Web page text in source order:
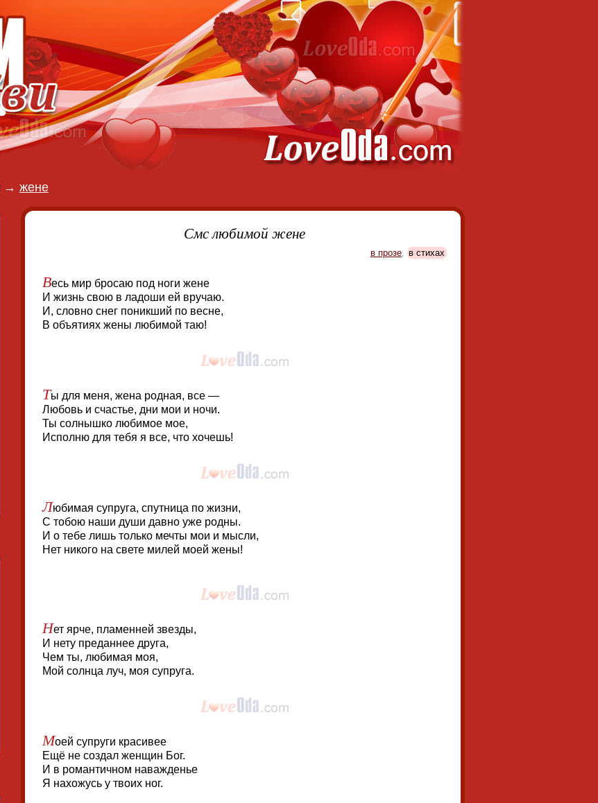
→ жене
Смс любимой жене
в прозе, в стихах
Весь мир бросаю под ноги жене
И жизнь свою в ладоши ей вручаю.
И, словно снег поникший по весне,
В объятиях жены любимой таю!
Ты для меня, жена родная, все —
Любовь и счастье, дни мои и ночи.
Ты солнышко любимое мое,
Исполню для тебя я все, что хочешь!
Любимая супруга, спутница по жизни,
С тобою наши души давно уже родны.
И о тебе лишь только мечты мои и мысли,
Нет никого на свете милей моей жены!
Нет ярче, пламенней звезды,
И нету преданнее друга,
Чем ты, любимая моя,
Мой солнца луч, моя супруга.
Моей супруги красивее
Ещё не создал женщин Бог.
И в романтичном наважденье
Я нахожусь у твоих ног.